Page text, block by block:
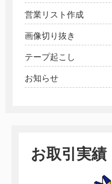
営業リスト作成
画像切り抜き
テープ起こし
お知らせ
お取引実績